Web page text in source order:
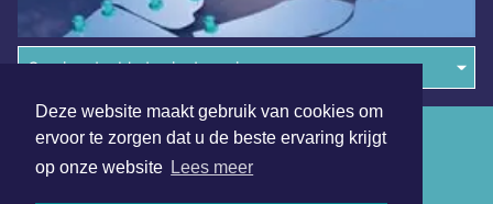
Deze website maakt gebruik van cookies om
ervoor te zorgen dat u de beste ervaring krijgt
op onze website Lees meer
Overige dagbladen in de regio
Algemene voorwaarden
Disclaimer